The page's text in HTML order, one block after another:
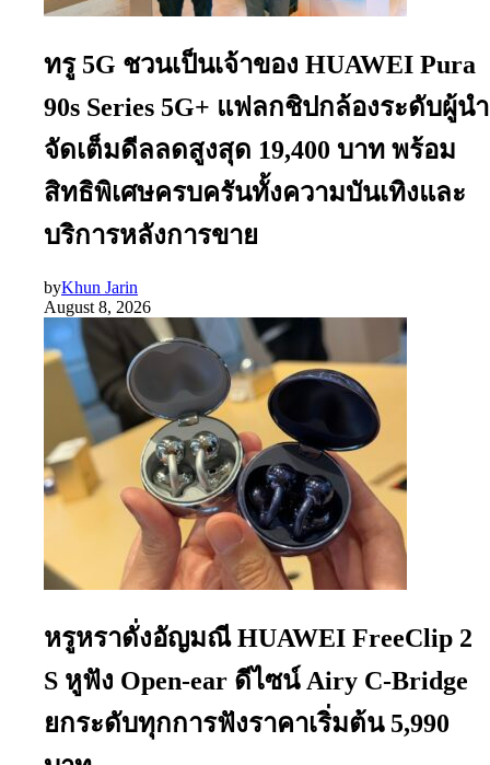
ทรู 5G ชวนเป็นเจ้าของ HUAWEI Pura
90s Series 5G+ แฟลกชิปกล้องระดับผู้นำ
จัดเต็มดีลลดสูงสุด 19,400 บาท พร้อม
สิทธิพิเศษครบครันทั้งความบันเทิงและ
บริการหลังการขาย
byKhun Jarin
August 8, 2026
หรูหราดั่งอัญมณี HUAWEI FreeClip 2
S หูฟัง Open-ear ดีไซน์ Airy C-Bridge
ยกระดับทุกการฟังราคาเริ่มต้น 5,990